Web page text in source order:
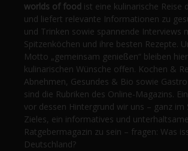
worlds of food ist eine kulinarische Reise
und liefert relevante Informationen zu
und Trinken sowie spannende Interviews
Spitzenköchen und ihre besten Rezepte.
Motto „gemeinsam genießen“ bleiben
kulinarischen Wünsche offen. Kochen &
Abnehmen, Gesundes & Bio sowie
sind die Rubriken des Online-Magazins.
vor dessen Hintergrund wir uns – ganz im
Zieles, ein informatives und
Ratgebermagazin zu sein – fragen: Was
Deutschland?